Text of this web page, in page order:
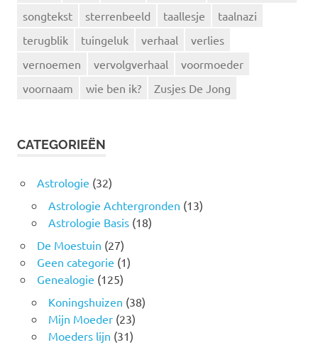
songtekst
sterrenbeeld taallesje
taalnazi
terugblik
tuingeluk verhaal
verlies
vernoemen
vervolgverhaal
voormoeder
voornaam
wie ben ik? Zusjes De Jong
CATEGORIEËN
Astrologie (32)
Astrologie Achtergronden (13)
Astrologie Basis(18)
De Moestuin (27)
Geen categorie (1)
Genealogie (125)
Koningshuizen (38)
Mijn Moeder(23)
Moeders lijn (31)